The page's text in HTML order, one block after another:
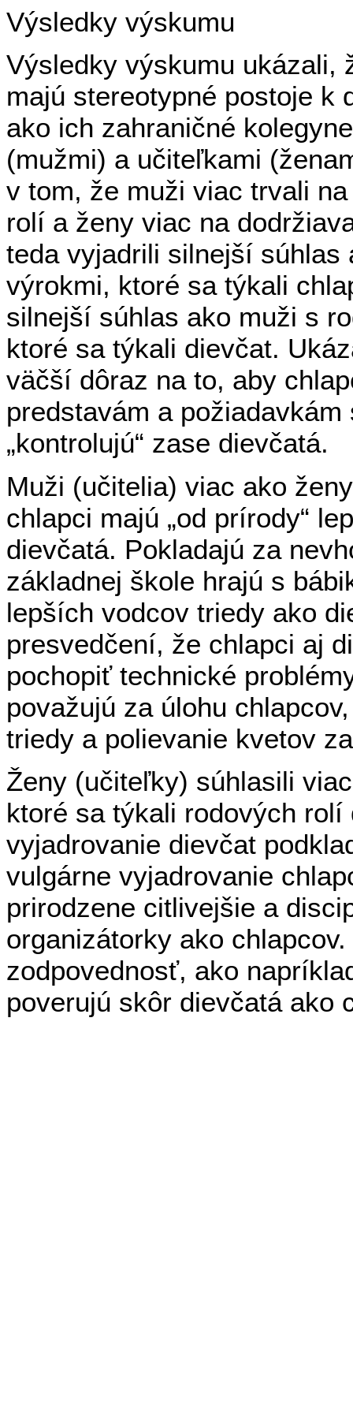
Výsledky výskumu
Výsledky výskumu ukázali,
majú stereotypné postoje k
ako ich zahraničné
(mužmi) a učiteľkami
v tom, že muži viac trvali
rolí a ženy viac na
teda vyjadrili silnejší súhlas
výrokmi, ktoré sa týkali
silnejší súhlas ako muži s
ktoré sa týkali dievčat.
väčší dôraz na to, aby
predstavám a
„kontrolujú“ zase dievčatá.
Muži (učitelia) viac ako
chlapci majú „od prírody“
dievčatá. Pokladajú za
základnej škole hrajú s
lepších vodcov triedy ako
presvedčení, že chlapci aj
pochopiť technické
považujú za úlohu
triedy a polievanie kvetov
Ženy (učiteľky) súhlasili
ktoré sa týkali rodových
vyjadrovanie dievčat
vulgárne vyjadrovanie
prirodzene citlivejšie a
organizátorky ako
zodpovednosť, ako
poverujú skôr dievčatá ako